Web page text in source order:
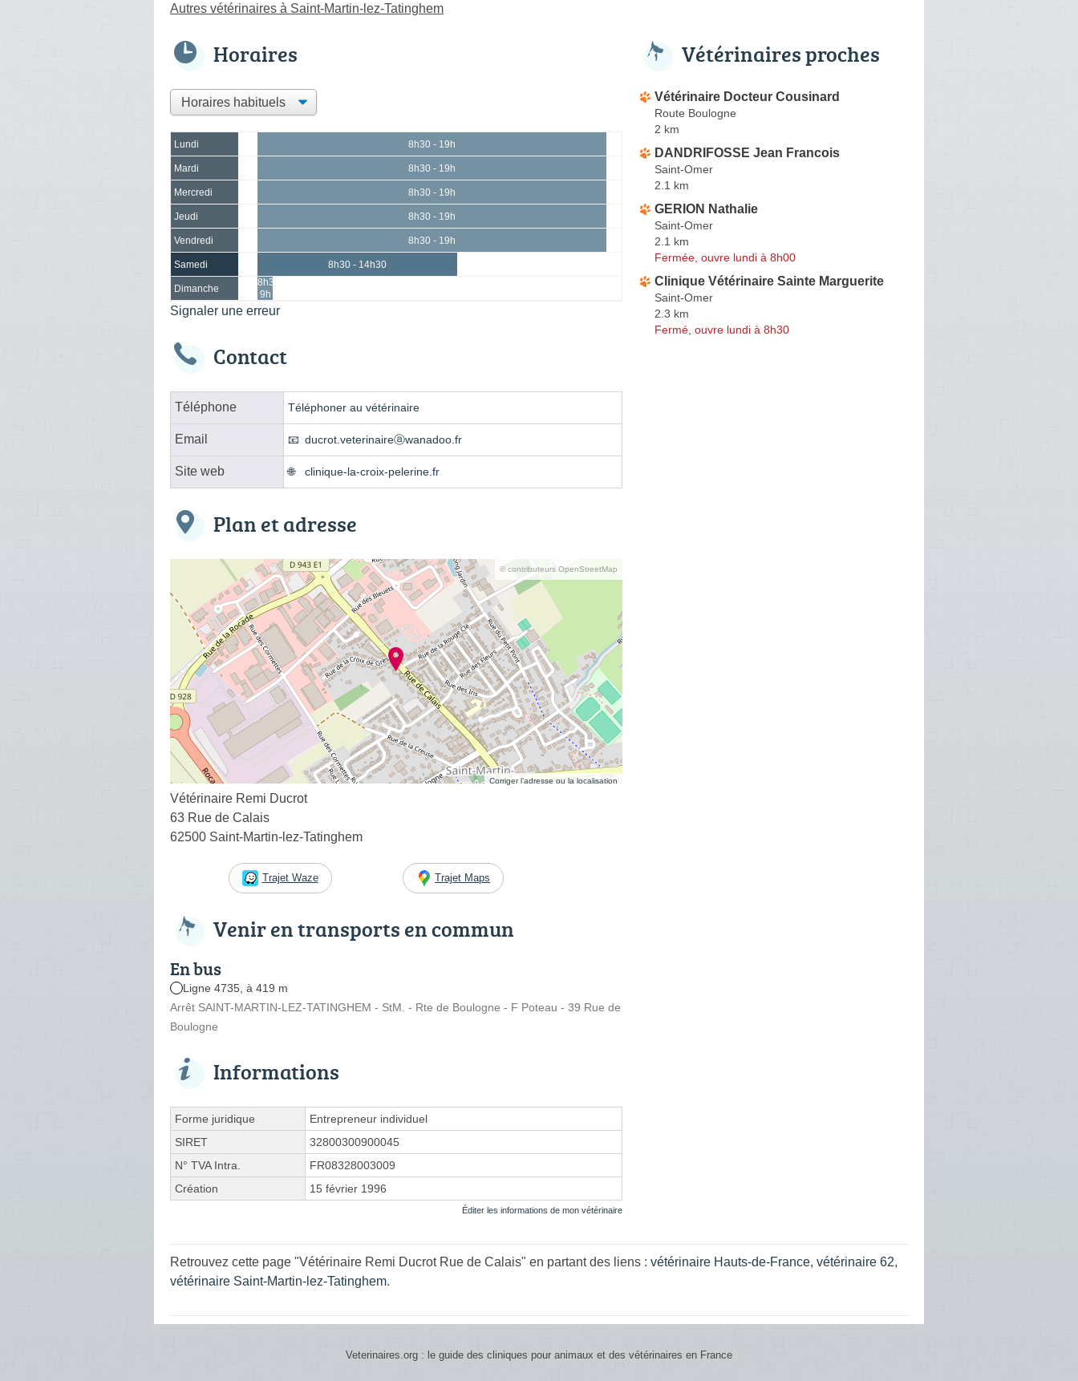
Autres vétérinaires à Saint-Martin-lez-Tatinghem
Horaires
Lundi 8h30 - 19h
Mardi 8h30 - 19h
Mercredi 8h30 - 19h
Jeudi 8h30 - 19h
Vendredi 8h30 - 19h
Samedi 8h30 - 14h30
Dimanche
8h30 -
9h
Signaler une erreur
Contact
Téléphone Téléphoner au vétérinaire
Email ducrot.veterinaireⓐwanadoo.fr
Site web clinique-la-croix-pelerine.fr
Plan et adresse
© contributeurs OpenStreetMap
Corriger l’adresse ou la localisation
Vétérinaire Remi Ducrot
63 Rue de Calais
62500 Saint-Martin-lez-Tatinghem
Trajet Waze Trajet Maps
Venir en transports en commun
En bus
Ligne 4735, à 419 m
Arrêt SAINT-MARTIN-LEZ-TATINGHEM - StM. - Rte de Boulogne - F Poteau - 39 Rue de
Boulogne
Informations
Forme juridique
Entrepreneur individuel
SIRET
32800300900045
N° TVA Intra.
FR08328003009
Création
15 février 1996
Éditer les informations de mon vétérinaire
Vétérinaires proches
Vétérinaire Docteur Cousinard
Route Boulogne
2 km
DANDRIFOSSE Jean Francois
Saint-Omer
2.1 km
GERION Nathalie
Saint-Omer
2.1 km
Fermée, ouvre lundi à 8h00
Clinique Vétérinaire Sainte Marguerite
Saint-Omer
2.3 km
Fermé, ouvre lundi à 8h30
Retrouvez cette page "Vétérinaire Remi Ducrot Rue de Calais" en partant des liens : vétérinaire Hauts-de-France, vétérinaire 62,
vétérinaire Saint-Martin-lez-Tatinghem.
Veterinaires.org : le guide des cliniques pour animaux et des vétérinaires en France